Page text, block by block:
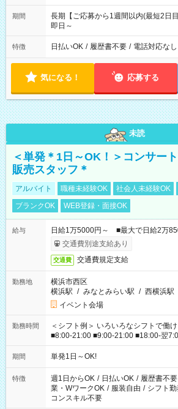
期間
長期【ご応募から1週間以内(最短2日
即日～
特徴 日払いOK / 履歴書不要 / 電話対応なし
気になる！ 応募する
未読
＜単発＊1日～OK！＞コンサー
販売スタッフ＊
アルバイト 職種未経験OK 社会人未経験OK
ブランクOK
WEB登録・面接OK
給与
日給1万5000円～ ■最大で日給2万
交通費別途支給あり
交通費 交通費規定支給
勤務地
横浜市西区
横浜駅 / みなとみらい駅 / 西横浜駅
イベント会場
勤務時間
＜シフト例＞ いろいろなシフトで働
■8:00-21:00 ■9:00-21:00 ■18:00-翌
期間 単発1日～OK!
特徴 週1日からOK / 日払いOK / 履歴書不要
業・WワークOK / 服装自由 / シフト勤
コンスキル不要